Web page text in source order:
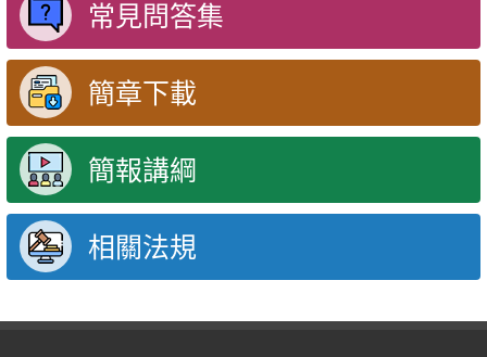
常見問答集
簡章下載
簡報講綱
相關法規